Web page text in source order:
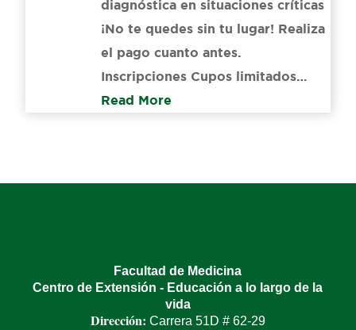
diagnóstica en situaciones críticas
¡No te quedes sin tu lugar! Realiza
el pago cuanto antes.
Inscripciones Cupos limitados…
Read More
Facultad de Medicina
Centro de Extensión - Educación a lo largo de la
vida
Dirección: Carrera 51D # 62-29